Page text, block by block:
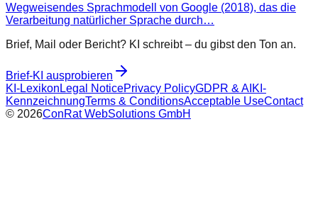
Wegweisendes Sprachmodell von Google (2018), das die
Verarbeitung natürlicher Sprache durch…
Brief, Mail oder Bericht? KI schreibt – du gibst den Ton an.
Brief-KI ausprobieren
KI-Lexikon Legal NoticePrivacy PolicyGDPR & AI KI-
KennzeichnungTerms & ConditionsAcceptable UseContact
© 2026ConRat WebSolutions GmbH